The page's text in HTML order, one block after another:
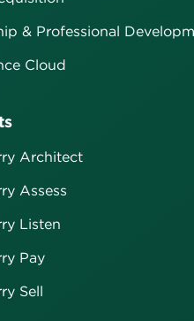
& Professional
Cloud
Architect
Assess
Listen
Pay
Sell